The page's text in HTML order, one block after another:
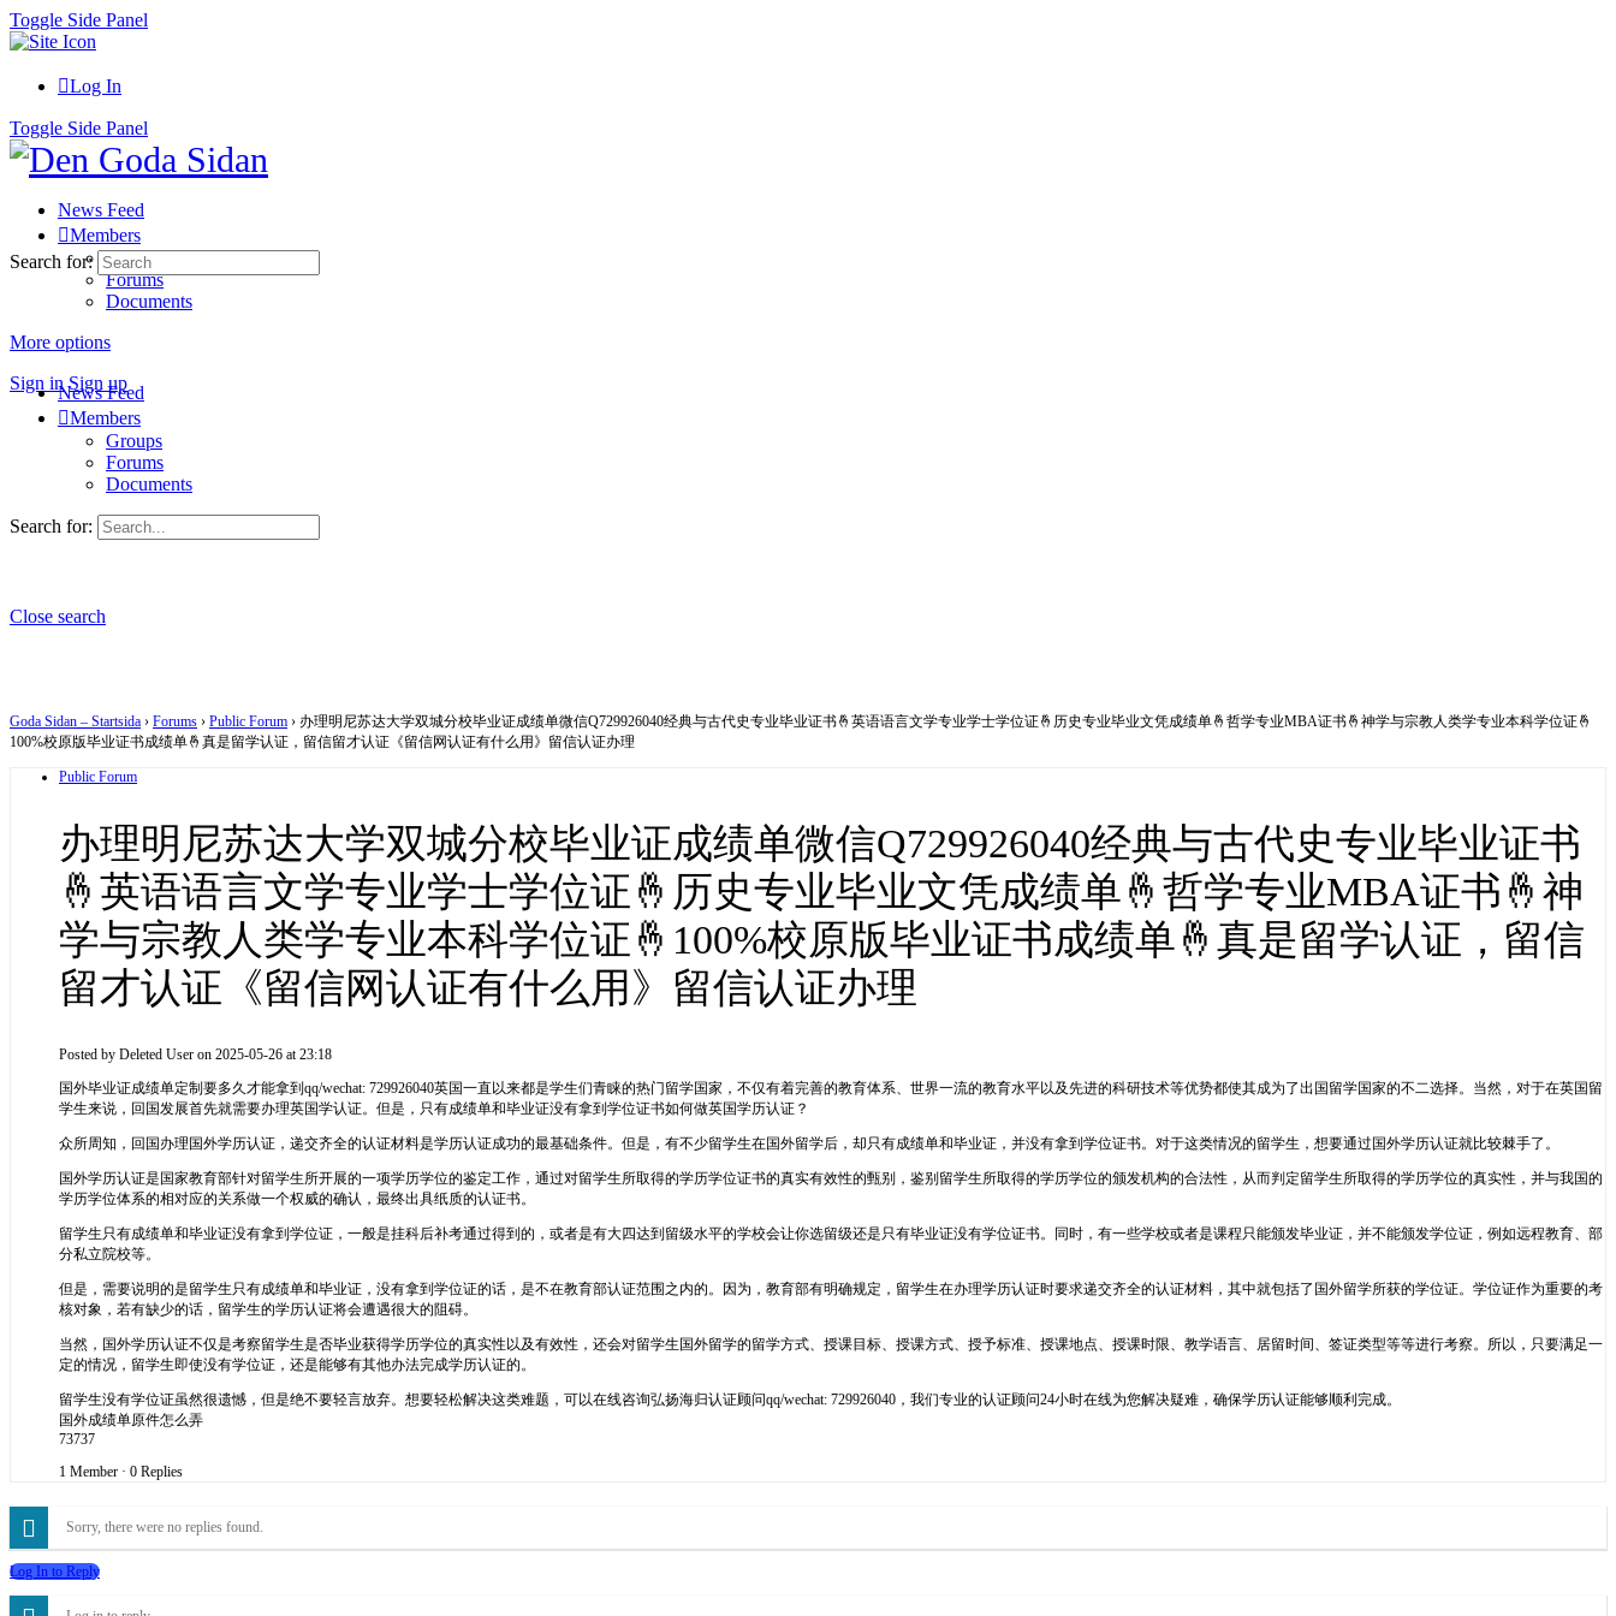
Toggle Side Panel
Log In
Toggle Side Panel
News Feed
Members
Groups
Forums
Documents
More options
Sign in Sign up
Search for:
News Feed
Members
Groups
Forums
Documents
Search for:
Close search
Goda Sidan – Startsida › Forums › Public Forum › 办理明尼苏达大学双城分校毕业证成绩单微信Q729926040经典与古代史专业毕业证书🤞英语语言文学专业学士学位证🤞历史专业毕业文凭成绩单🤞哲学专业MBA证书🤞神学与宗教人类学专业本科学位证🤞
100%校原版毕业证书成绩单🤞真是留学认证，留信留才认证《留信网认证有什么用》留信认证办理
Public Forum
办理明尼苏达大学双城分校毕业证成绩单微信Q729926040经典与古代史专业毕业证书
🤞英语语言文学专业学士学位证🤞历史专业毕业文凭成绩单🤞哲学专业MBA证书🤞神
学与宗教人类学专业本科学位证🤞100%校原版毕业证书成绩单🤞真是留学认证，留信
留才认证《留信网认证有什么用》留信认证办理
Posted by Deleted User on 2025-05-26 at 23:18
国外毕业证成绩单定制要多久才能拿到qq/wechat: 729926040英国一直以来都是学生们青睐的热门留学国家，不仅有着完善的教育体系、世界一流的教育水平以及先进的科研技术等优势都使其成为了出国留学国家的不二选择。当然，对于在英国留
学生来说，回国发展首先就需要办理英国学认证。但是，只有成绩单和毕业证没有拿到学位证书如何做英国学历认证？
众所周知，回国办理国外学历认证，递交齐全的认证材料是学历认证成功的最基础条件。但是，有不少留学生在国外留学后，却只有成绩单和毕业证，并没有拿到学位证书。对于这类情况的留学生，想要通过国外学历认证就比较棘手了。
国外学历认证是国家教育部针对留学生所开展的一项学历学位的鉴定工作，通过对留学生所取得的学历学位证书的真实有效性的甄别，鉴别留学生所取得的学历学位的颁发机构的合法性，从而判定留学生所取得的学历学位的真实性，并与我国的
学历学位体系的相对应的关系做一个权威的确认，最终出具纸质的认证书。
留学生只有成绩单和毕业证没有拿到学位证，一般是挂科后补考通过得到的，或者是有大四达到留级水平的学校会让你选留级还是只有毕业证没有学位证书。同时，有一些学校或者是课程只能颁发毕业证，并不能颁发学位证，例如远程教育、部
分私立院校等。
但是，需要说明的是留学生只有成绩单和毕业证，没有拿到学位证的话，是不在教育部认证范围之内的。因为，教育部有明确规定，留学生在办理学历认证时要求递交齐全的认证材料，其中就包括了国外留学所获的学位证。学位证作为重要的考
核对象，若有缺少的话，留学生的学历认证将会遭遇很大的阻碍。
当然，国外学历认证不仅是考察留学生是否毕业获得学历学位的真实性以及有效性，还会对留学生国外留学的留学方式、授课目标、授课方式、授予标准、授课地点、授课时限、教学语言、居留时间、签证类型等等进行考察。所以，只要满足一
定的情况，留学生即使没有学位证，还是能够有其他办法完成学历认证的。
留学生没有学位证虽然很遗憾，但是绝不要轻言放弃。想要轻松解决这类难题，可以在线咨询弘扬海归认证顾问qq/wechat: 729926040，我们专业的认证顾问24小时在线为您解决疑难，确保学历认证能够顺利完成。
国外成绩单原件怎么弄
73737
1 Member · 0 Replies
Sorry, there were no replies found.
Log In to Reply